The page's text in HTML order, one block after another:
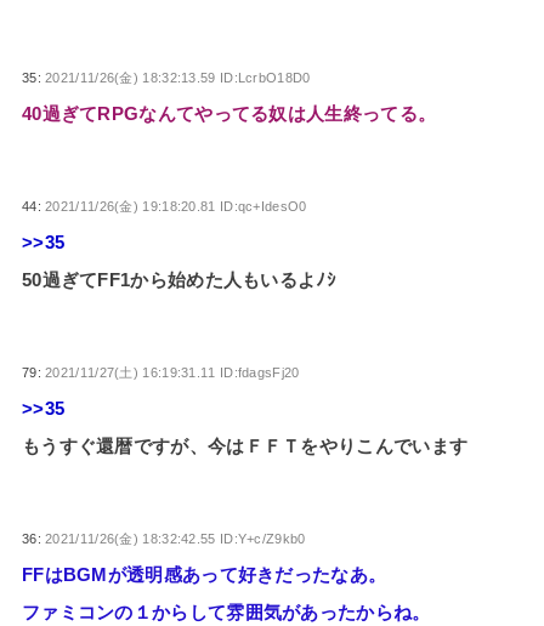
35: 2021/11/26(金) 18:32:13.59 ID:LcrbO18D0
40過ぎてRPGなんてやってる奴は人生終ってる。
44: 2021/11/26(金) 19:18:20.81 ID:qc+IdesO0
>>35
50過ぎてFF1から始めた人もいるよﾉｼ
79: 2021/11/27(土) 16:19:31.11 ID:fdagsFj20
>>35
もうすぐ還暦ですが、今はＦＦＴをやりこんでいます
36: 2021/11/26(金) 18:32:42.55 ID:Y+c/Z9kb0
FFはBGMが透明感あって好きだったなあ。
ファミコンの１からして雰囲気があったからね。